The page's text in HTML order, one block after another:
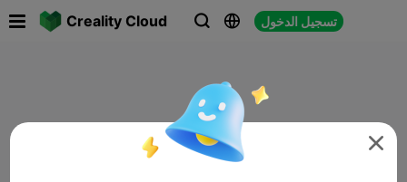
Creality Cloud   تسجيل الدخول
